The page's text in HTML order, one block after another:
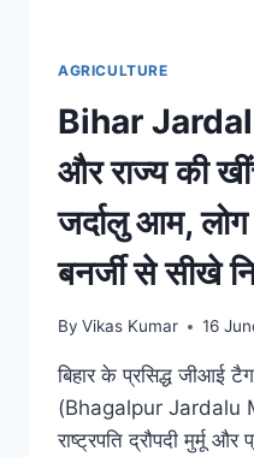
AGRICULTURE
Bihar
और राज्य की
जर्दालु आम, लोग
बनर्जी से सीखे
By Vikas Kumar 16
बिहार के प्रसिद्ध जीआई
(Bhagalpur Jardalu
राष्ट्रपति द्रौपदी मुर्मू और